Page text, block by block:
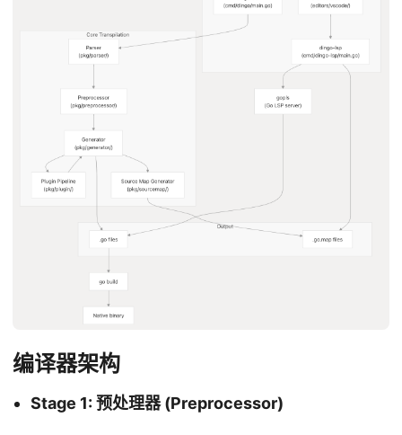
编译器架构
Stage 1: 预处理器 (Preprocessor)